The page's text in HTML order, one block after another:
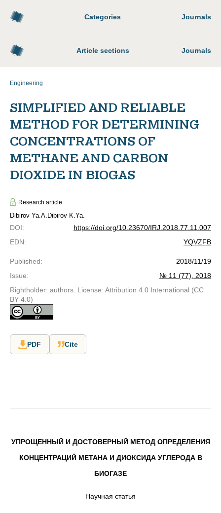
Categories Journals
Article sections Journals
Engineering
SIMPLIFIED AND RELIABLE
METHOD FOR DETERMINING
CONCENTRATIONS OF
METHANE AND CARBON
DIOXIDE IN BIOGAS
Research article
Dibirov Ya.A. Dibirov K.Ya.
DOI:
https://doi.org/10.23670/IRJ.2018.77.11.007
EDN: YQVZFB
Published:
2018/11/19
Issue:
№ 11 (77), 2018
Rightholder: authors. License: Attribution 4.0 International (CC
BY 4.0)
PDF Cite
УПРОЩЕННЫЙ И ДОСТОВЕРНЫЙ МЕТОД ОПРЕДЕЛЕНИЯ
КОНЦЕНТРАЦИЙ МЕТАНА И ДИОКСИДА УГЛЕРОДА В
БИОГАЗЕ
Научная статья